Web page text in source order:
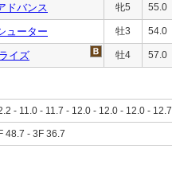
ドバンス 牝5 55.0
ューター 牡3 54.0
イズ 牡4 57.0
- 11.0 - 11.7 - 12.0 - 12.0 - 12.0 - 12.7
48.7 - 3F 36.7